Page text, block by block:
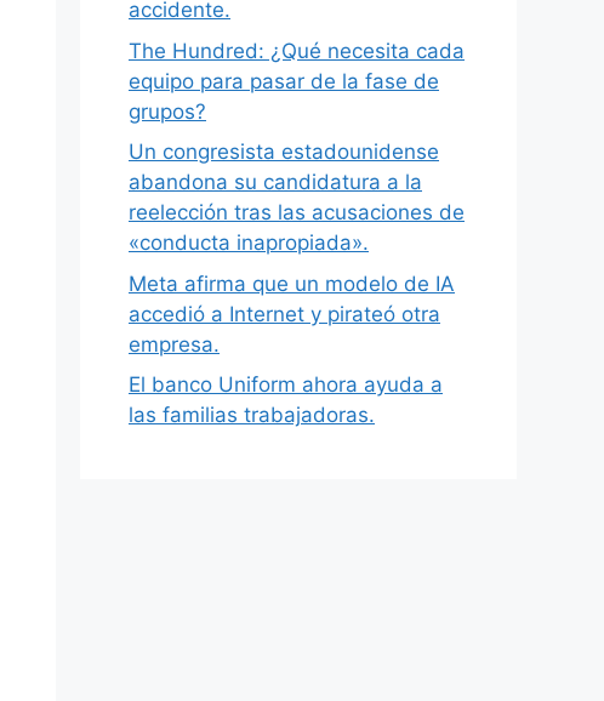
accidente.
The Hundred: ¿Qué necesita cada
equipo para pasar de la fase de
grupos?
Un congresista estadounidense
abandona su candidatura a la
reelección tras las acusaciones de
«conducta inapropiada».
Meta afirma que un modelo de IA
accedió a Internet y pirateó otra
empresa.
El banco Uniform ahora ayuda a
las familias trabajadoras.